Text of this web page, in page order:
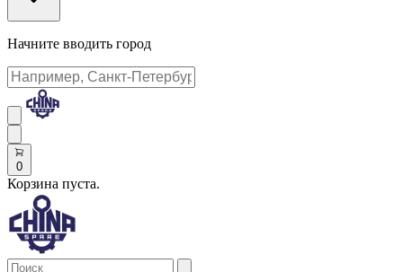
Начните вводить город
0
Корзина пуста.